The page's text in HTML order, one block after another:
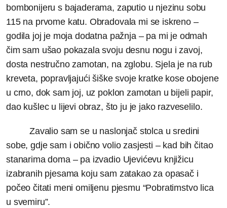
bombonijeru s bajaderama, zaputio u njezinu sobu
115 na prvome katu. Obradovala mi se iskreno –
godila joj je moja dodatna pažnja – pa mi je odmah
čim sam ušao pokazala svoju desnu nogu i zavoj,
dosta nestručno zamotan, na zglobu. Sjela je na rub
kreveta, popravljajući šiške svoje kratke kose obojene
u crno, dok sam joj, uz poklon zamotan u bijeli papir,
dao kušlec u lijevi obraz, što ju je jako razveselilo.
Zavalio sam se u naslonjač stolca u sredini
sobe, gdje sam i obično volio zasjesti – kad bih čitao
stanarima doma – pa izvadio Ujevićevu knjižicu
izabranih pjesama koju sam zatakao za opasač i
počeo čitati meni omiljenu pjesmu “Pobratimstvo lica
u svemiru”.